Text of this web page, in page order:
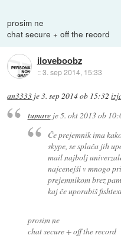
prosim ne
chat secure + off the record
iloveboobz
::3. sep 2014, 15:33
an3333 je3. sep 2014 ob 15:32
tumareje5. okt 2013 ob
Če prejemnik ima
skype, se splača jih
mail najbolj
najcenejši v mnogo
prejemnikom brez
kaj če uporabiš
prosim ne
chat secure + off the record